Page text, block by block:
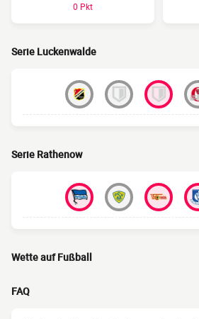
0 Pkt
Serie Luckenwalde
Serie Rathenow
Wette auf Fußball
FAQ